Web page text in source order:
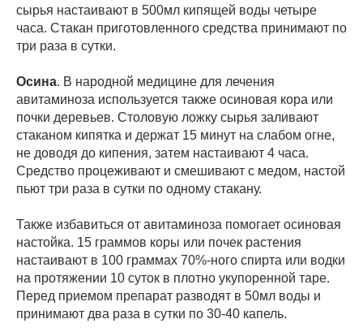
сырья настаивают в 500мл кипящей воды четыре
часа. Стакан приготовленного средства принимают по
три раза в сутки.
Осина. В народной медицине для лечения
авитаминоза используется также осиновая кора или
почки деревьев. Столовую ложку сырья заливают
стаканом кипятка и держат 15 минут на слабом огне,
не доводя до кипения, затем настаивают 4 часа.
Средство процеживают и смешивают с медом, настой
пьют три раза в сутки по одному стакану.
Также избавиться от авитаминоза помогает осиновая
настойка. 15 граммов коры или почек растения
настаивают в 100 граммах 70%-ного спирта или водки
на протяжении 10 суток в плотно укупоренной таре.
Перед приемом препарат разводят в 50мл воды и
принимают два раза в сутки по 30-40 капель.